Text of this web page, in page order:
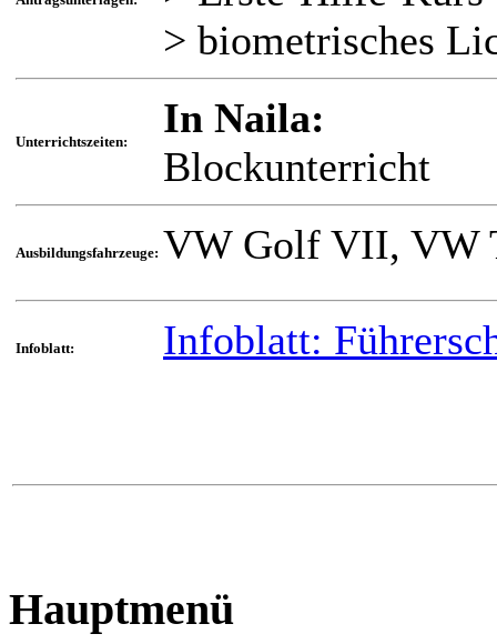
> biometrisches
Unterrichtszeiten:
In Naila:
Blockunterricht
Ausbildungsfahrzeuge: VW Golf VII, VW
Infoblatt: Infoblatt:
Hauptmenü